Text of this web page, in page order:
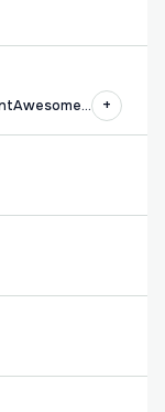
+